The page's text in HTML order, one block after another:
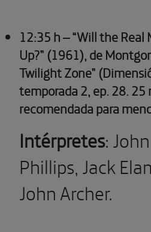
12:35 h – “Will the
Up?” (1961), de
Twilight Zone”
temporada 2, ep. 28.25
recomendada para
Intérpretes:
Phillips, Jack
John Archer.